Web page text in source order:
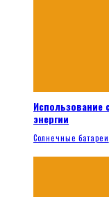
Использование
энергии
Солнечные батареи